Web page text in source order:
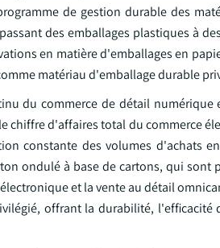
de gestion durable des
des emballages plastiques à
en matière d'emballages en
matériau d'emballage durable
du commerce de détail numérique
chiffre d'affaires total du commerce
constante des volumes d'achats
ondulé à base de cartons, qui sont
et la vente au détail
offrant la durabilité, l'efficacité